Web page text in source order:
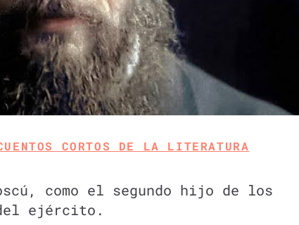
CORTOS DE LA LITERATURA
como el segundo hijo de los
ejército.